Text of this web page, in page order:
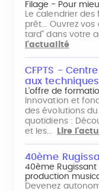
Filage - Pour
Le calendrier
prêt... Ouvrez vos
tard" dans votre
l'actualité
CFPTS -
aux
L’offre de
Innovation et
des évolutions
quotidiens :
et les…
Lire
40ème
40ème
production
Devenez